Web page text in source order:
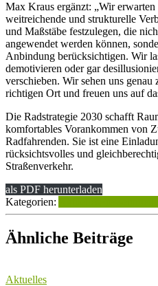
Max Kraus ergänzt: „Wir
weitreichende und strukturelle
und Maßstäbe festzulegen, die
angewendet werden können,
Anbindung berücksichtigen. Wir
demotivieren oder gar
verschieben. Wir sehen uns
richtigen Ort und freuen uns auf
Die Radstrategie 2030 schafft
komfortables Vorankommen von
Radfahrenden. Sie ist eine
rücksichtsvolles und
Straßenverkehr.
als PDF herunterladen
Kategorien:
Ähnliche Beiträge
Aktuelles